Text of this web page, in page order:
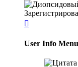

User Info Menu